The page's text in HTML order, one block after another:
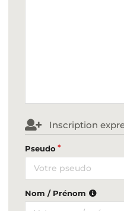
Inscription
Pseudo
Nom / Prénom